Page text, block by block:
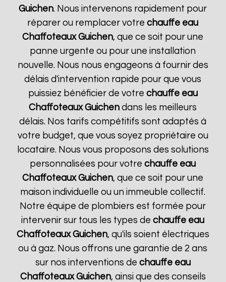
Guichen. Nous intervenons rapidement pour
réparer ou remplacer votrechauffe eau
Chaffoteaux Guichen, que ce soit pour une
panne urgente ou pour une installation
nouvelle. Nous nous engageons à fournir des
délais d'intervention rapide pour que vous
puissiez bénéficier de votre chauffe eau
Chaffoteaux Guichen dans les meilleurs
délais. Nos tarifs compétitifs sont adaptés à
votre budget, que vous soyez propriétaire ou
locataire. Nous vous proposons des solutions
personnalisées pour votrechauffe eau
Chaffoteaux Guichen, que ce soit pour une
maison individuelle ou un immeuble collectif.
Notre équipe de plombiers est formée pour
intervenir sur tous les types dechauffe eau
Chaffoteaux Guichen, qu'ils soient électriques
ou à gaz. Nous offrons une garantie de 2 ans
sur nos interventions de chauffe eau
Chaffoteaux Guichen, ainsi que des conseils